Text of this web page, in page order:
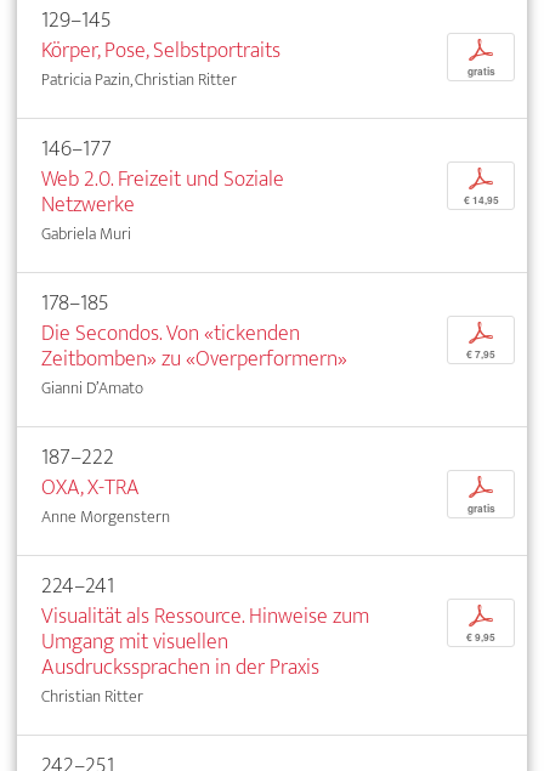
129–145
Körper, Pose, Selbstportraits
Patricia Pazin, Christian Ritter
p
gratis
146–177
Web 2.0. Freizeit und Soziale
Netzwerke
Gabriela Muri
p
€ 14,95
178–185
Die Secondos. Von «tickenden
Zeitbomben» zu «Overperformern»
Gianni D’Amato
p
€ 7,95
187–222
OXA, X-TRA
Anne Morgenstern
p
gratis
224–241
Visualität als Ressource. Hinweise zum
Umgang mit visuellen
Ausdruckssprachen in der Praxis
Christian Ritter
p
€ 9,95